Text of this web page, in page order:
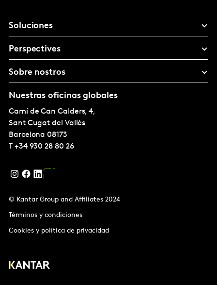
Soluciones
Perspectives
Sobre nostros
Nuestras oficinas globales
Camí de Can Calders, 4,
Sant Cugat del Vallès
Barcelona 08173
T +34 930 28 80 26
© Kantar Group and Affiliates 2024
Términos y condiciones
Cookies y política de privacidad